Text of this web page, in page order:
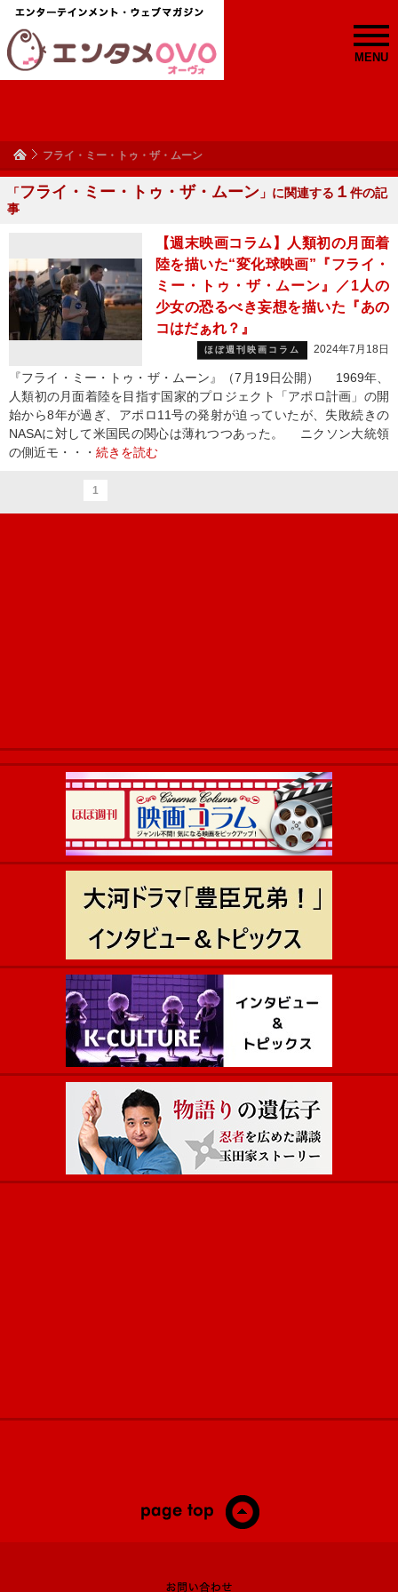
MENU
フライ・ミー・トゥ・ザ・ムーン
「フライ・ミー・トゥ・ザ・ムーン 」に関連する １ 件の記
事
【週末映画コラム】人類初の月面着
陸を描いた“変化球映画”『フライ・
ミー・トゥ・ザ・ムーン』／1人の
少女の恐るべき妄想を描いた『あの
コはだぁれ？』
ほぼ週刊映画コラム 2024年7月18日
『フライ・ミー・トゥ・ザ・ムーン』（7月19日公開） 1969年、
人類初の月面着陸を目指す国家的プロジェクト「アポロ計画」の開
始から8年が過ぎ、アポロ11号の発射が迫っていたが、失敗続きの
NASAに対して米国民の関心は薄れつつあった。 ニクソン大統領
の側近モ・・・ 続きを読む
1